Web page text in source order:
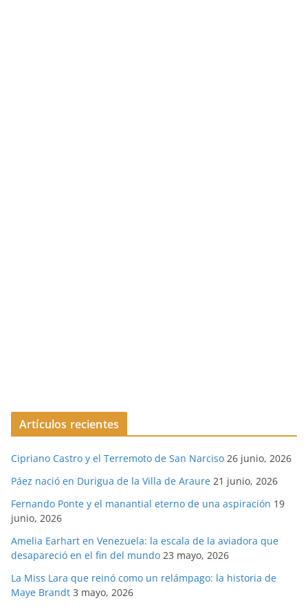
Artículos recientes
Cipriano Castro y el Terremoto de San Narciso 26 junio, 2026
Páez nació en Durigua de la Villa de Araure 21 junio, 2026
Fernando Ponte y el manantial eterno de una aspiración 19
junio, 2026
Amelia Earhart en Venezuela: la escala de la aviadora que
desapareció en el fin del mundo 23 mayo, 2026
La Miss Lara que reinó como un relámpago: la historia de
Maye Brandt 3 mayo, 2026